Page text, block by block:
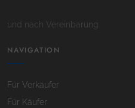
und nach Vereinbarung
NAVIGATION
Für Verkäufer
Für Käufer